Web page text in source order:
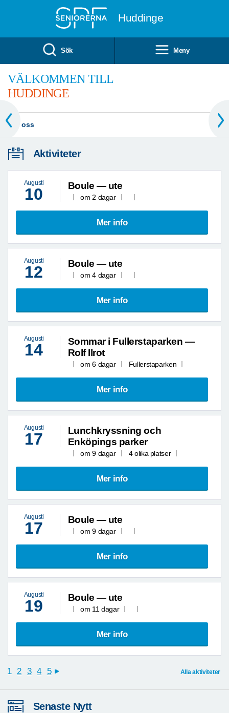
Huddinge
Sök Meny
FÖLJ MED
PÅ VÅRA RESOR
Se alla våra resor
Aktiviteter
Augusti
10 Boule — ute
om 2 dagar
Mer info
Augusti
12 Boule — ute
om 4 dagar
Mer info
Augusti
14
Sommar i Fullerstaparken —
Rolf Ilrot
om 6 dagar Fullerstaparken
Mer info
Augusti
17
Lunchkryssning och
Enköpings parker
om 9 dagar 4 olika platser
Mer info
Augusti
17 Boule — ute
om 9 dagar
Mer info
Augusti
19 Boule — ute
om 11 dagar
Mer info
1 2 3 4 5 next Alla aktiviteter
Senaste Nytt